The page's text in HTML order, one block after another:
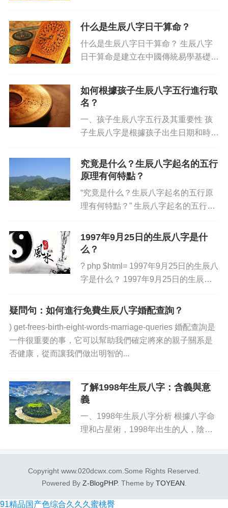
生命運，行事及事業走勢的。據傳說，
自先秦開始，在中國，每個人...
什么是生辰八字日干算命？
什么是生辰八字日干算命？ 生辰八字
日干算命是建立在中國傳統易學基礎上
案，還有它在正財、反財、正官、反
官、正印、反印，神煞、空亡、節
氣、...
如何根據孩子生辰八字五行進行取
名？
一、孩子生辰八字五行及其重要性 孩
子生辰八字是根據孩子出生日期和時辰
運。它以年、月、日、時的順序組成，
每個字句由“天干”和“地支”的具體卦象
究竟是什么？生辰八字起名的五行
原理有何特點？
“究竟是什么？生辰八字起名的五行原
理有何特點？” 生辰八字起名的五行原
來的八字，將其五行屬性進行結合時所
使用的原則，意在把八字中五行各項之
1997年9月25日的生辰八字是什
么？
? php $html= 1997年9月25日的生辰八
字是什么？ 1997年9月25日的生辰八
由4個部分：年、月、日、時組成。其
如...
疑問句：如何進行免費生辰八字婚配查詢？
) get-frees-birth-eight-words-marriage-queries 婚配查詢是
一件很重要的事，它可以幫助我們確定將來的親子關系是
否健康，從而讓我們做出明智的...
了解1998年生辰八字：含義與意
義
一、1998年生辰八字分析 根據八字命
理和占星術，1998年出生的人，陰歷
癸丑 特征分析： 1 此八字上卦變：“風
沙見狀”，幫扶乃及，無憂無慮，能希
望之用...
Copyright www.020dcwx.com.Some Rights Reserved.
Powered By Z-BlogPHP. Theme by TOYEAN
91精品国产色综合久久久蜜桃臀